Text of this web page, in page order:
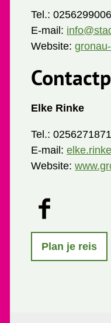
Tel.: 0256299006
E-mail:
Website:
Elke Rinke
Tel.:
E-mail:
Website:
F
c
b
Plan je reis